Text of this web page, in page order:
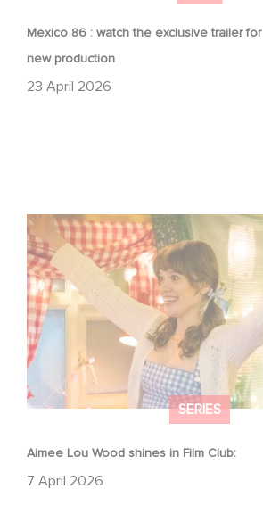
Mexico 86 : watch the exclusive trailer for
new production
23 April 2026
SERIES
Aimee Lou Wood shines in Film Club:
7 April 2026
Aimee Lou Wood shines in Film Club: